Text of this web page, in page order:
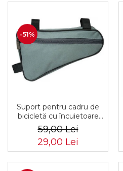
-51%
Suport pentru cadru de
bicicletă cu încuietoare
PTR-AR-S-101
59,00 Lei
29,00 Lei